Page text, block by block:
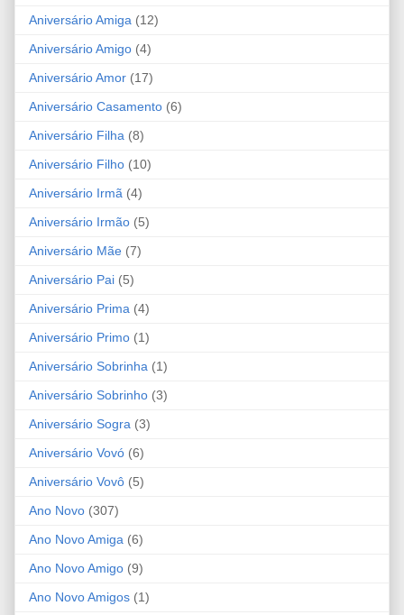
Aniversário Amiga (12)
Aniversário Amigo (4)
Aniversário Amor (17)
Aniversário Casamento (6)
Aniversário Filha (8)
Aniversário Filho (10)
Aniversário Irmã (4)
Aniversário Irmão (5)
Aniversário Mãe (7)
Aniversário Pai (5)
Aniversário Prima (4)
Aniversário Primo (1)
Aniversário Sobrinha (1)
Aniversário Sobrinho (3)
Aniversário Sogra (3)
Aniversário Vovó (6)
Aniversário Vovô (5)
Ano Novo (307)
Ano Novo Amiga (6)
Ano Novo Amigo (9)
Ano Novo Amigos (1)